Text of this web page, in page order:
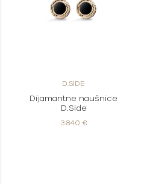
D.SIDE
Dijamantne naušnice
D.Side
3.840 €